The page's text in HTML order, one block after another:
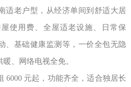
适老户型，从经济单间到舒适大居
使用费、全屋适老设施、日常保
、基础健康监测等，一价全包无隐
、网络电视全免。
6000 元起，功能齐全，适合独居长